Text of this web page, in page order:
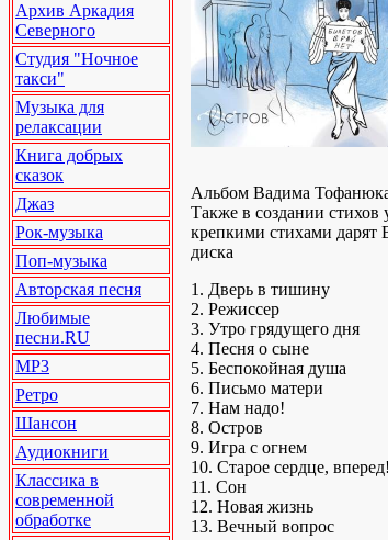
Архив Аркадия
Северного
Студия "Ночное
такси"
Музыка для
релаксации
Книга добрых
сказок
Джаз
Рок-музыка
Поп-музыка
Авторская песня
Любимые
песни.RU
MP3
Ретро
Шансон
Аудиокниги
Классика в
современной
обработке
Альбом Вадима Тофанюка
Также в создании стихов
крепкими стихами дарят
диска
1. Дверь в тишину
2. Режиссер
3. Утро грядущего дня
4. Песня о сыне
5. Беспокойная душа
6. Письмо матери
7. Нам надо!
8. Остров
9. Игра с огнем
10. Старое сердце, вперед!
11. Сон
12. Новая жизнь
13. Вечный вопрос